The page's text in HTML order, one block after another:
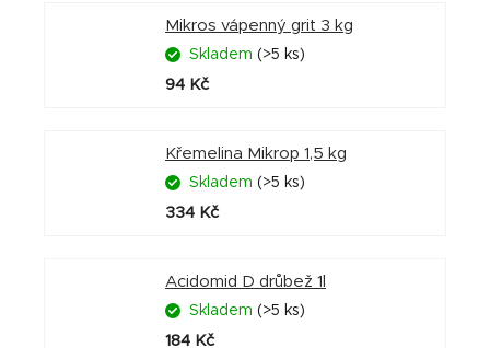
Mikros vápenný grit 3 kg
Skladem (>5 ks)
94 Kč
Křemelina Mikrop 1,5 kg
Skladem (>5 ks)
334 Kč
Acidomid D drůbež 1l
Skladem (>5 ks)
184 Kč